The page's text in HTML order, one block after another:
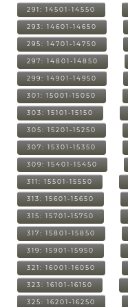
291: 14501-14550
293: 14601-14650
295: 14701-14750
297: 14801-14850
299: 14901-14950
301: 15001-15050
303: 15101-15150
305: 15201-15250
307: 15301-15350
309: 15401-15450
311: 15501-15550
313: 15601-15650
315: 15701-15750
317: 15801-15850
319: 15901-15950
321: 16001-16050
323: 16101-16150
325: 16201-16250